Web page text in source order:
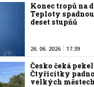
Konec tropů na
Teploty
deset stupňů
26. 06. 2026 17:39
Česko čeká
Čtyřicítky
velkých městech